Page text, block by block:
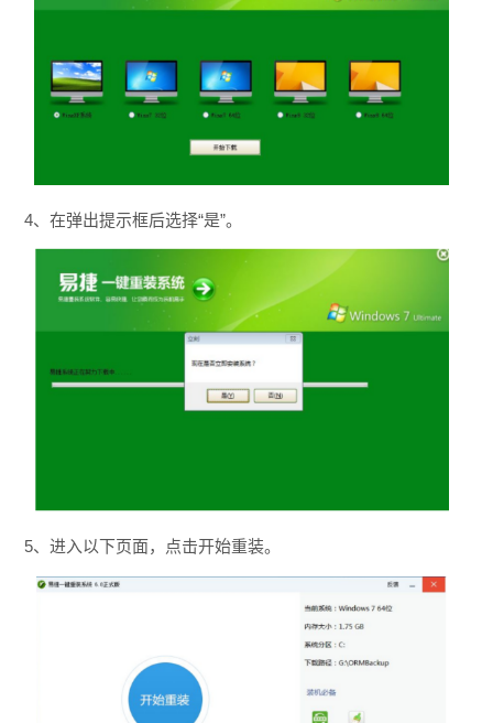
4、在弹出提示框后选择“是”。
5、进入以下页面，点击开始重装。